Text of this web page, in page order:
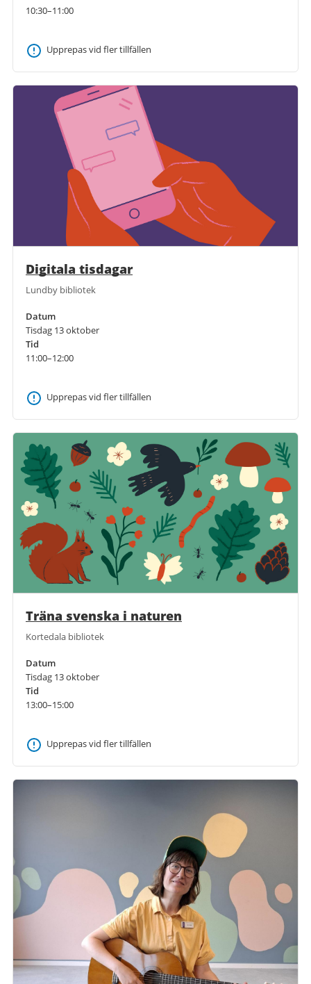
10:30–11:00
Upprepas vid fler tillfällen
Digitala tisdagar
Lundby bibliotek
Datum
Tisdag 13 oktober
Tid
11:00–12:00
Upprepas vid fler tillfällen
Träna svenska i naturen
Kortedala bibliotek
Datum
Tisdag 13 oktober
Tid
13:00–15:00
Upprepas vid fler tillfällen